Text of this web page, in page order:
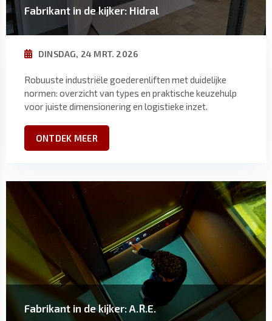
Fabrikant in de kijker: Hidral
DINSDAG, 24 MRT. 2026
Robuuste industriële goederenliften met duidelijke
normen: overzicht van types en praktische keuzehulp
voor juiste dimensionering en logistieke inzet.
ONTDEK MEER
Fabrikant in de kijker: A.R.E.